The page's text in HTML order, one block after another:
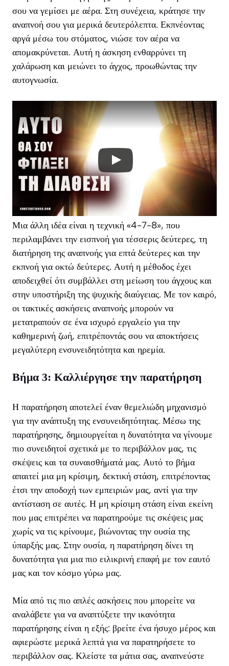
σου να γεμίσει με αέρα. Στη συνέχεια, κράτησε την
αναπνοή σου για μερικά δευτερόλεπτα. Εκπνέοντας
αργά μέσω του στόματος, νιώσε τον αέρα να
απομακρύνεται. Αυτή η άσκηση ενθαρρύνει τη
χαλάρωση και μειώνει το άγχος, προωθώντας την
αυτογνωσία.
Μια άλλη ιδέα είναι η τεχνική «4-7-8», που
περιλαμβάνει την εισπνοή για τέσσερις δεύτερες, τη
διατήρηση της αναπνοής για επτά δεύτερες και την
εκπνοή για οκτώ δεύτερες. Αυτή η μέθοδος έχει
αποδειχθεί ότι συμβάλλει στη μείωση του άγχους και
στην υποστήριξη της ψυχικής διαύγειας. Με τον καιρό,
οι τακτικές ασκήσεις αναπνοής μπορούν να
μετατραπούν σε ένα ισχυρό εργαλείο για την
καθημερινή ζωή, επιτρέποντάς σου να αποκτήσεις
μεγαλύτερη ενσυνειδητότητα και ηρεμία.
Βήμα 3: Καλλιέργησε την παρατήρηση
Η παρατήρηση αποτελεί έναν θεμελιώδη μηχανισμό
για την ανάπτυξη της ενσυνειδητότητας. Μέσω της
παρατήρησης, δημιουργείται η δυνατότητα να γίνουμε
πιο συνειδητοί σχετικά με το περιβάλλον μας, τις
σκέψεις και τα συναισθήματά μας. Αυτό το βήμα
απαιτεί μια μη κρίσιμη, δεκτική στάση, επιτρέποντας
έτσι την αποδοχή των εμπειριών μας, αντί για την
αντίσταση σε αυτές. Η μη κρίσιμη στάση είναι εκείνη
που μας επιτρέπει να παρατηρούμε τις σκέψεις μας
χωρίς να τις κρίνουμε, βιώνοντας την ουσία της
ύπαρξής μας. Στην ουσία, η παρατήρηση δίνει τη
δυνατότητα για μια πιο ειλικρινή επαφή με τον εαυτό
μας και τον κόσμο γύρω μας.
Μία από τις πιο απλές ασκήσεις που μπορείτε να
αναλάβετε για να αναπτύξετε την ικανότητα
παρατήρησης είναι η εξής: βρείτε ένα ήσυχο μέρος και
αφιερώστε μερικά λεπτά για να παρατηρήσετε το
περιβάλλον σας. Κλείστε τα μάτια σας, αναπνεύστε